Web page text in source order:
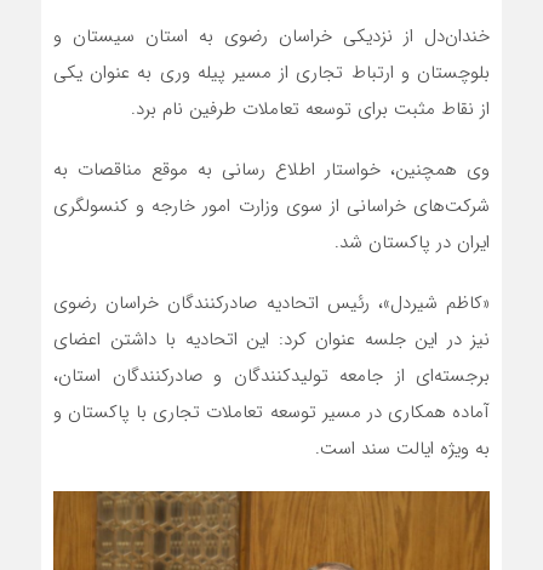
خندان‌دل از نزدیکی خراسان رضوی به استان سیستان و
بلوچستان و ارتباط تجاری از مسیر پیله وری به عنوان یکی
از نقاط مثبت برای توسعه تعاملات طرفین نام برد.
وی همچنین، خواستار اطلاع رسانی به موقع مناقصات به
شرکت‌های خراسانی از سوی وزارت امور خارجه و کنسولگری
ایران در پاکستان شد.
«کاظم شیردل»، رئیس اتحادیه صادرکنندگان خراسان رضوی
نیز در این جلسه عنوان کرد: این اتحادیه با داشتن اعضای
برجسته‌ای از جامعه تولیدکنندگان و صادرکنندگان استان،
آماده همکاری در مسیر توسعه تعاملات تجاری با پاکستان و
به ویژه ایالت سند است.